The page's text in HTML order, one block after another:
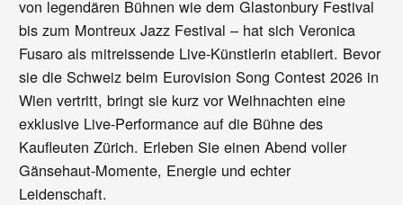
von legendären Bühnen wie dem Glastonbury Festival
bis zum Montreux Jazz Festival – hat sich Veronica
Fusaro als mitreissende Live-Künstlerin etabliert. Bevor
sie die Schweiz beim Eurovision Song Contest 2026 in
Wien vertritt, bringt sie kurz vor Weihnachten eine
exklusive Live-Performance auf die Bühne des
Kaufleuten Zürich. Erleben Sie einen Abend voller
Gänsehaut-Momente, Energie und echter
Leidenschaft.